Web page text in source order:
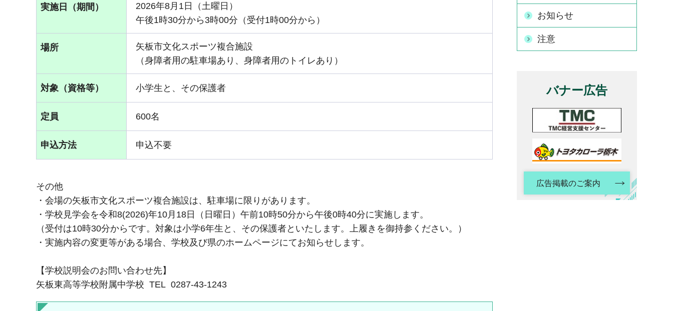
実施日（期間）
2026年8月1日（土曜日）
午後1時30分から3時00分（受付1時00分から）
場所
矢板市文化スポーツ複合施設
（身障者用の駐車場あり、身障者用のトイレあり）
対象（資格等） 小学生と、その保護者
定員 600名
申込方法 申込不要
その他
・会場の矢板市文化スポーツ複合施設は、駐車場に限りがあります。
・学校見学会を令和8(2026)年10月18日（日曜日）午前10時50分から午後0時40分に実施します。
（受付は10時30分からです。対象は小学6年生と、その保護者といたします。上履きを御持参ください。）
・実施内容の変更等がある場合、学校及び県のホームページにてお知らせします。
【学校説明会のお問い合わせ先】
矢板東高等学校附属中学校 TEL 0287-43-1243
お知らせ
注意
バナー広告
広告掲載のご案内